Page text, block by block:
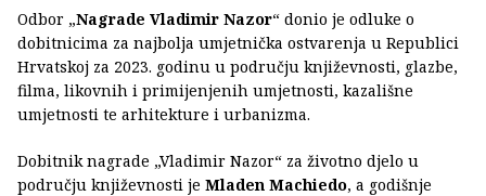
Odbor „Nagrade Vladimir Nazor“ donio je odluke o
dobitnicima za najbolja umjetnička ostvarenja u Republici
Hrvatskoj za 2023. godinu u području književnosti, glazbe,
filma, likovnih i primijenjenih umjetnosti, kazališne
umjetnosti te arhitekture i urbanizma.
Dobitnik nagrade „Vladimir Nazor“ za životno djelo u
području književnosti je Mladen Machiedo, a godišnje